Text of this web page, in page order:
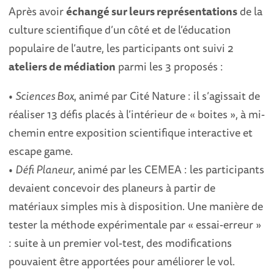
Après avoiréchangé sur leurs représentationsde la
culture scientifique d’un côté et de l’éducation
populaire de l’autre, les participants ont suivi 2
ateliers de médiation parmi les 3 proposés :
• Sciences Box, animé par Cité Nature : il s’agissait de
réaliser 13 défis placés à l’intérieur de « boites », à mi-
chemin entre exposition scientifique interactive et
escape game.
• Défi Planeur, animé par les CEMEA : les participants
devaient concevoir des planeurs à partir de
matériaux simples mis à disposition. Une manière de
tester la méthode expérimentale par « essai-erreur »
: suite à un premier vol-test, des modifications
pouvaient être apportées pour améliorer le vol.